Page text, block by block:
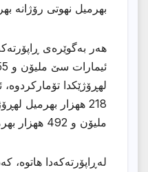
بهرمیل نهوتی رۆژانه
هەر بەگوێرەی
لهڕۆژێكدا
218 ههزار بهرمیل
ملیۆن و 492 ههزار بهرمیل لهڕۆژێكدا دێت.
لەڕاپۆرتەكەدا هاتوە،